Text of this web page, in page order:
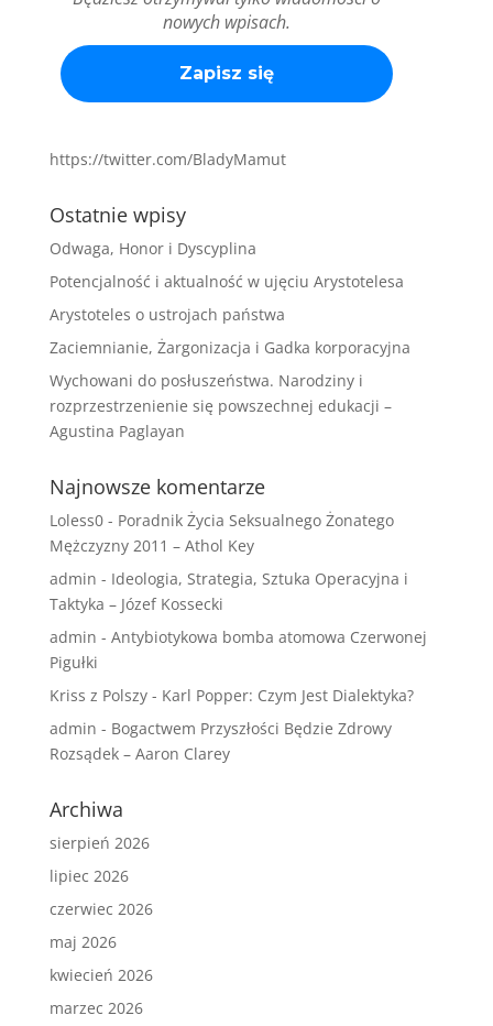
nowych wpisach.
https://twitter.com/BladyMamut
Ostatnie wpisy
Odwaga, Honor i Dyscyplina
Potencjalność i aktualność w ujęciu Arystotelesa
Arystoteles o ustrojach państwa
Zaciemnianie, Żargonizacja i Gadka korporacyjna
Wychowani do posłuszeństwa. Narodziny i
rozprzestrzenienie się powszechnej edukacji –
Agustina Paglayan
Najnowsze komentarze
Loless0- Poradnik Życia Seksualnego Żonatego
Mężczyzny 2011 – Athol Key
admin - Ideologia, Strategia, Sztuka Operacyjna i
Taktyka – Józef Kossecki
admin - Antybiotykowa bomba atomowa Czerwonej
Pigułki
Kriss z Polszy- Karl Popper: Czym Jest Dialektyka?
admin - Bogactwem Przyszłości Będzie Zdrowy
Rozsądek – Aaron Clarey
Archiwa
sierpień 2026
lipiec 2026
czerwiec 2026
maj 2026
kwiecień 2026
marzec 2026